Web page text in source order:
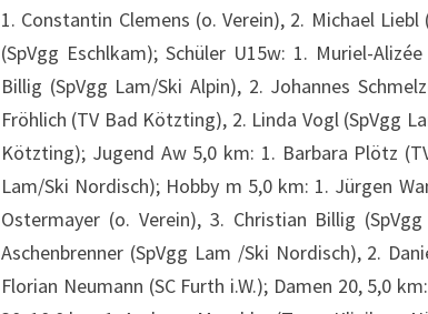
1. Constantin Clemens (o. Verein), 2. Michael
(SpVgg Eschlkam); Schüler U15w: 1. Muriel-
Billig (SpVgg Lam/Ski Alpin), 2. Johannes
Fröhlich (TV Bad Kötzting), 2. Linda Vogl (SpVgg
Kötzting); Jugend Aw 5,0 km: 1. Barbara Plötz
Lam/Ski Nordisch); Hobby m 5,0 km: 1. Jürgen
Ostermayer (o. Verein), 3. Christian Billig
Aschenbrenner (SpVgg Lam /Ski Nordisch), 2.
Florian Neumann (SC Furth i.W.); Damen 20, 5,0